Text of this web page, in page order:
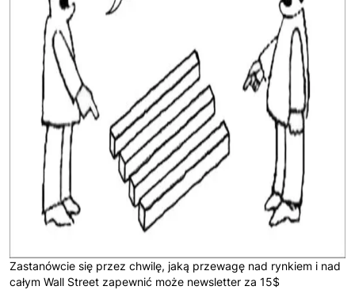
Zastanówcie się przez chwilę, jaką przewagę nad rynkiem i nad
całym Wall Street zapewnić może newsletter za 15$